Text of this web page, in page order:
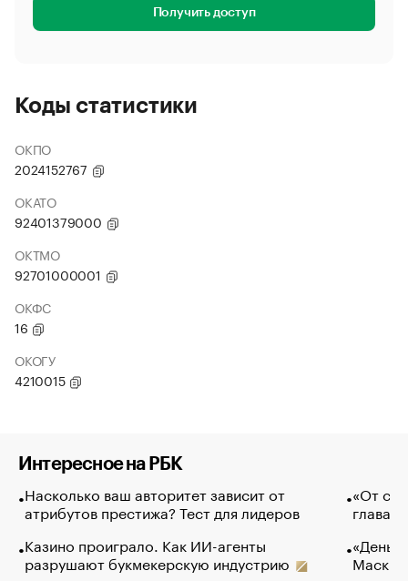
Получить доступ
Коды статистики
ОКПО
2024152767
ОКАТО
92401379000
ОКТМО
92701000001
ОКФС
16
ОКОГУ
4210015
Интересное на РБК
Насколько ваш авторитет зависит от
атрибутов престижа? Тест для лидеров
Казино проиграло. Как ИИ-агенты
разрушают букмекерскую индустрию
«От
глава
Маск в